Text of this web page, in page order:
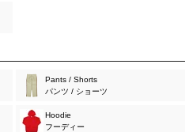
Pants / Shorts
パンツ / ショーツ
Hoodie
フーディー